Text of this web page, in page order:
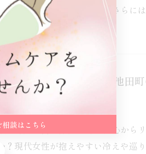
ふれる中、効果や安全性、さらに
ジで岐阜県可児市揖斐郡池田
県可児市揖斐郡池田町で、心から
？現代女性が抱えやすい冷えや巡
相談はこちら
談はこちら